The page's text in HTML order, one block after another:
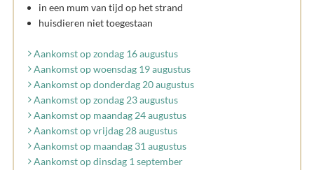
in een mum van tijd op het strand
huisdieren niet toegestaan
Aankomst op zondag 16 augustus
Aankomst op woensdag 19 augustus
Aankomst op donderdag 20 augustus
Aankomst op zondag 23 augustus
Aankomst op maandag 24 augustus
Aankomst op vrijdag 28 augustus
Aankomst op maandag 31 augustus
Aankomst op dinsdag 1 september